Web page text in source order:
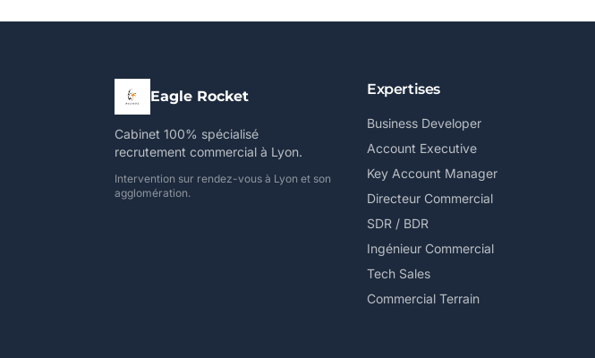
Eagle Rocket
Cabinet 100% spécialisé
recrutement commercial à Lyon.
Intervention sur rendez-vous à Lyon et son
agglomération.
Expertises
Business Developer
Account Executive
Key Account Manager
Directeur Commercial
SDR / BDR
Ingénieur Commercial
Tech Sales
Commercial Terrain